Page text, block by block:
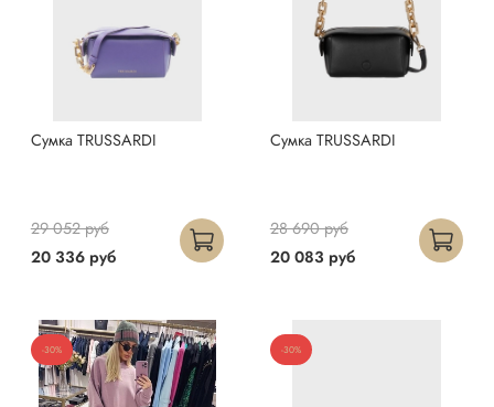
Сумка TRUSSARDI
20 336 руб
29 052 руб
Сумка TRUSSARDI
20 083 руб
28 690 руб
-30% -30%